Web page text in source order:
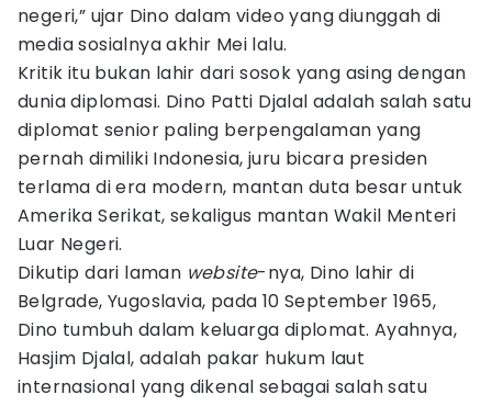
negeri,” ujar Dino dalam video yang diunggah di
media sosialnya akhir Mei lalu.
Kritik itu bukan lahir dari sosok yang asing dengan
dunia diplomasi. Dino Patti Djalal adalah salah satu
diplomat senior paling berpengalaman yang
pernah dimiliki Indonesia, juru bicara presiden
terlama di era modern, mantan duta besar untuk
Amerika Serikat, sekaligus mantan Wakil Menteri
Luar Negeri.
Dikutip dari laman website-nya, Dino lahir di
Belgrade, Yugoslavia, pada 10 September 1965,
Dino tumbuh dalam keluarga diplomat. Ayahnya,
Hasjim Djalal, adalah pakar hukum laut
internasional yang dikenal sebagai salah satu